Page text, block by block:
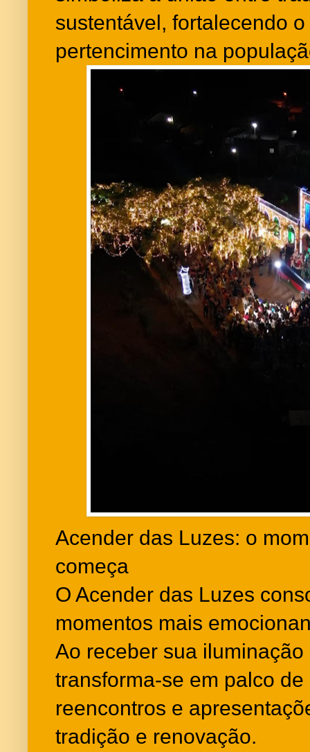
sustentável, fortalecendo
pertencimento na
Acender das Luzes: o
começa
O Acender das Luzes
momentos mais
Ao receber sua
transforma-se em palco
reencontros e
tradição e renovação.